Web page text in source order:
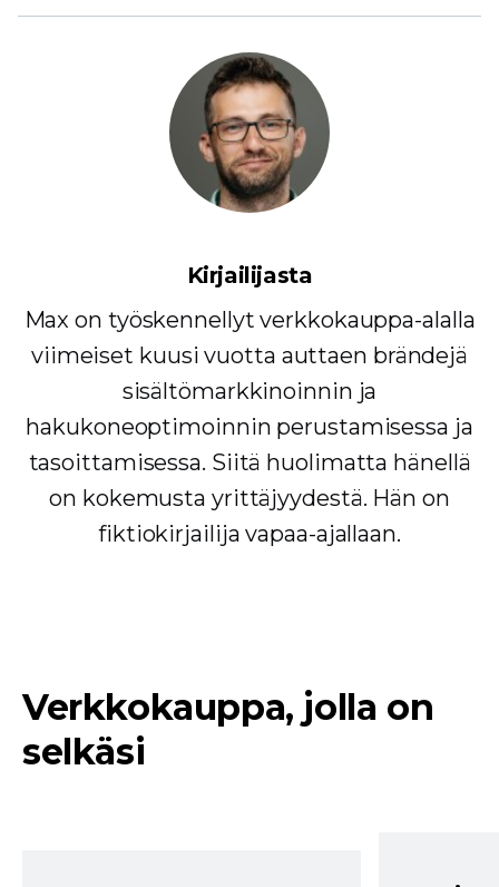
Kirjailijasta
Max on työskennellyt verkkokauppa-alalla
viimeiset kuusi vuotta auttaen brändejä
sisältömarkkinoinnin ja
hakukoneoptimoinnin perustamisessa ja
tasoittamisessa. Siitä huolimatta hänellä
on kokemusta yrittäjyydestä. Hän on
fiktiokirjailija vapaa-ajallaan.
Verkkokauppa, jolla on
selkäsi